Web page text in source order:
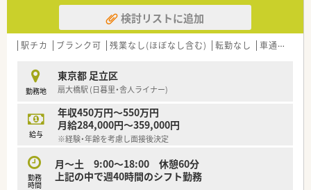
≪働く環境について≫
■急性期病院ですが夜勤はございませんのでワークライフバラ
ンスがとりやすい勤務です。
■業務効率化や業務改善など積極的に行う環境で、結果残業はほ
とんど無く、お休みもとりやすい環境となっています。（有給休
暇も半日単位で取得可能です）
■保育施設・託児所あり。6ヶ月～就学前まで利用可能です（保育
料 : 1,500円/日）
検討リストに追加
駅チカ ブランク可 残業なし(ほぼなし含む) 転勤なし 車通勤可
勤務地
東京都 足立区
扇大橋駅 (日暮里・舎人ライナー)
給与
年収450万円～550万円
月給284,000円～359,000円
※経験・年齢を考慮し面接後決定
勤務
時間
月～土 9:00～18:00 休憩60分
上記の中で週40時間のシフト勤務